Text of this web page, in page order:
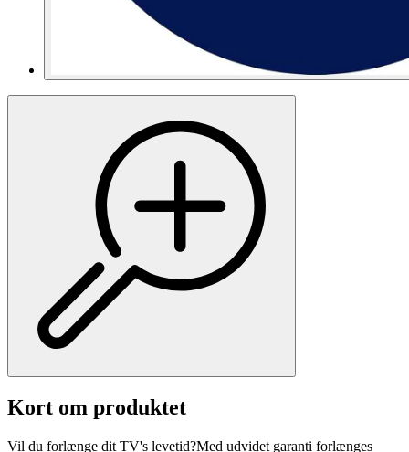
Kort om produktet
Vil du forlænge dit TV's levetid?Med udvidet garanti forlænges